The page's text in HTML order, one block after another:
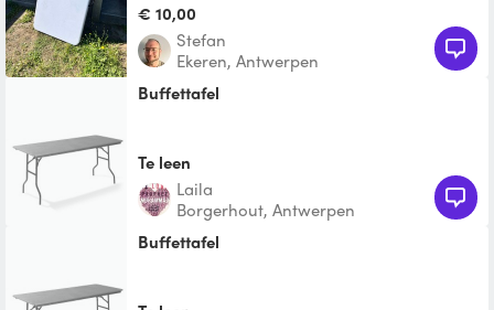
€ 10,00
Stefan
Ekeren, Antwerpen
Buffettafel
Te leen
Laila
Borgerhout, Antwerpen
Buffettafel